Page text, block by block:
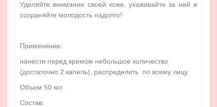
Уделяйте внимание своей коже, ухаживайте за ней и
сохраняйте молодость надолго!
Применение:
нанести перед кремом небольшое количество
(достаточно 2 капель), распределить по всему лицу.
Объем 50 мл
Состав: